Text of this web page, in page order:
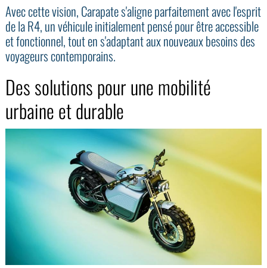
Avec cette vision, Carapate s'aligne parfaitement avec l'esprit
de la R4, un véhicule initialement pensé pour être accessible
et fonctionnel, tout en s'adaptant aux nouveaux besoins des
voyageurs contemporains.
Des solutions pour une mobilité
urbaine et durable